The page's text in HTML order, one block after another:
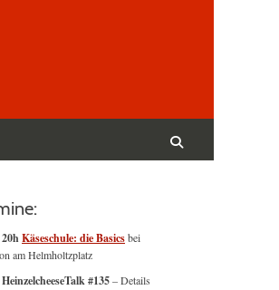
Käseschule: die Basicsbei
am Helmholtzplatz
#135– Details